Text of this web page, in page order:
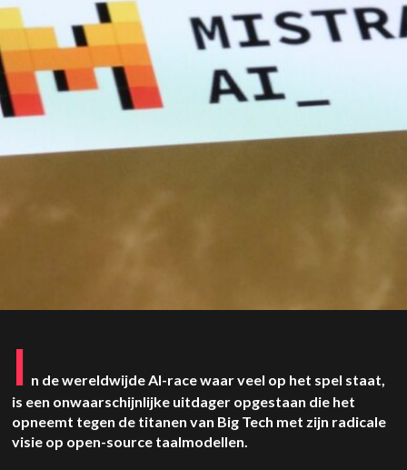
I n de wereldwijde AI-race waar veel op het spel staat,
is een onwaarschijnlijke uitdager opgestaan die het
opneemt tegen de titanen van Big Tech met zijn radicale
visie op open-source taalmodellen.